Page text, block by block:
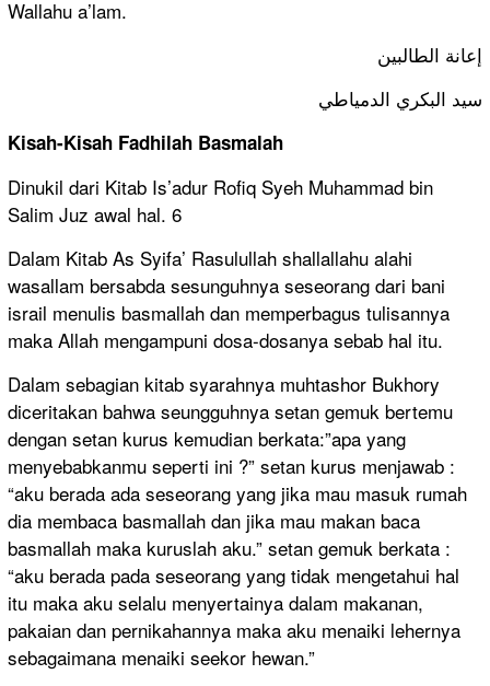
Wallahu a’lam.
إعانة الطالبين
سيد البكري الدمياطي
Kisah-Kisah Fadhilah Basmalah
Dinukil dari Kitab Is’adur Rofiq Syeh Muhammad bin
Salim Juz awal hal. 6
Dalam Kitab As Syifa’ Rasulullah shallallahu alahi
wasallam bersabda sesunguhnya seseorang dari bani
israil menulis basmallah dan memperbagus tulisannya
maka Allah mengampuni dosa-dosanya sebab hal itu.
Dalam sebagian kitab syarahnya muhtashor Bukhory
diceritakan bahwa seungguhnya setan gemuk bertemu
dengan setan kurus kemudian berkata:”apa yang
menyebabkanmu seperti ini ?” setan kurus menjawab :
“aku berada ada seseorang yang jika mau masuk rumah
dia membaca basmallah dan jika mau makan baca
basmallah maka kuruslah aku.” setan gemuk berkata :
“aku berada pada seseorang yang tidak mengetahui hal
itu maka aku selalu menyertainya dalam makanan,
pakaian dan pernikahannya maka aku menaiki lehernya
sebagaimana menaiki seekor hewan.”